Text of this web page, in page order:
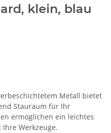
klein, blau
Metall bietet
Stauraum für Ihr
ermöglichen ein leichtes
Werkzeuge.